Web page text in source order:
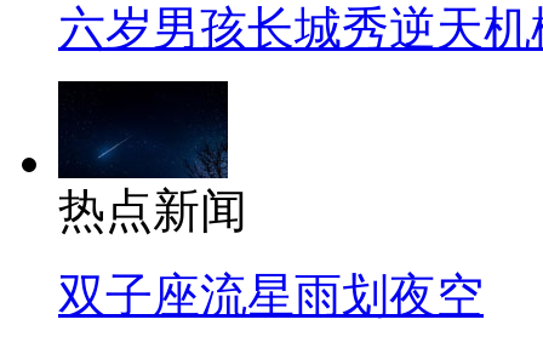
六岁男孩长城秀逆天机
热点新闻
双子座流星雨划夜空